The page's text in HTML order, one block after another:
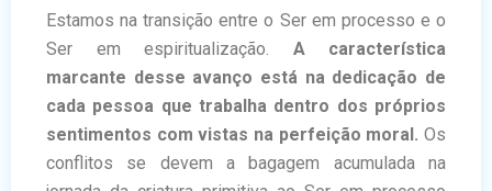
Estamos na transição entre o Ser em processo e o
Ser em espiritualização. A característica
marcante desse avanço está na dedicação de
cada pessoa que trabalha dentro dos próprios
sentimentos com vistas na perfeição moral. Os
conflitos se devem a bagagem acumulada na